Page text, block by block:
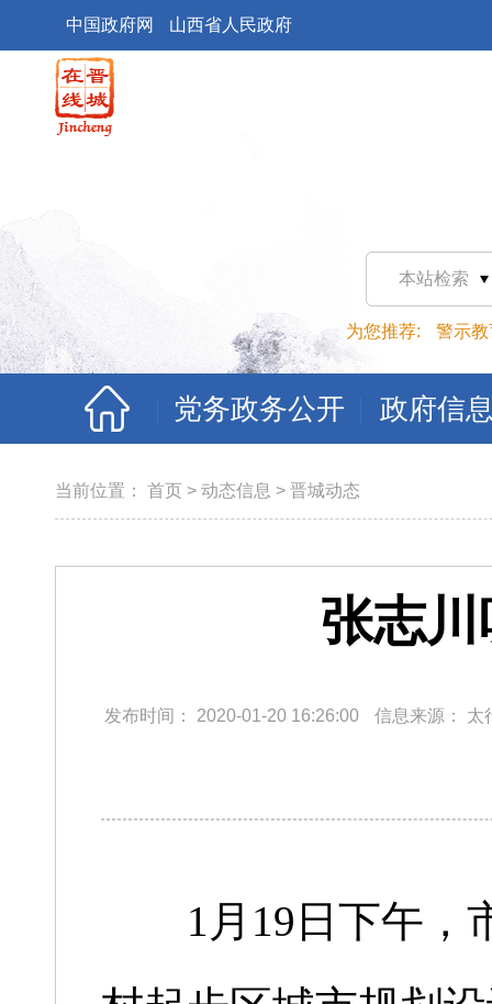
中国政府网 山西省人民政府
本站检索
为您推荐: 警示教
党务政务公开 政府信
当前位置： 首页 > 动态信息 > 晋城动态
张志
发布时间： 2020-01-20 16:26:00 信息来源： 太
1月19日下午，市